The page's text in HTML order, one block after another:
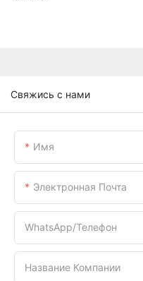
Свяжись с нами
Имя
Электронная Почта
WhatsApp/телефон
Название Компании